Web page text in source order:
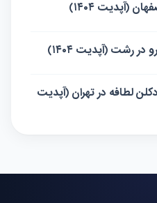
لطافه در تهران (آپدیت